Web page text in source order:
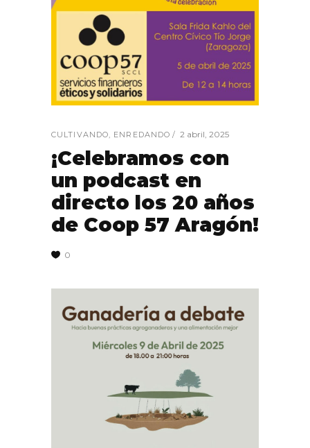
CULTIVANDO, ENREDANDO 2 abril, 2025
¡Celebramos con
un podcast en
directo los 20 años
de Coop 57 Aragón!
0